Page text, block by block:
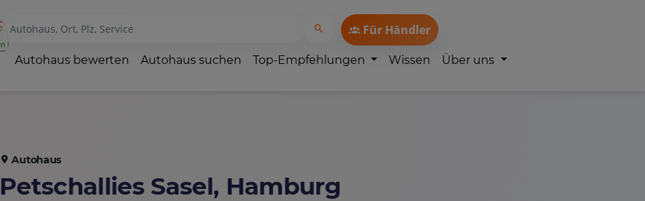
Für Händler
Autohaus bewerten Autohaus suchen Top-Empfehlungen Wissen Über uns
Autohaus
Petschallies Sasel, Hamburg